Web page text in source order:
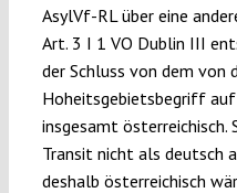
AsylVf-RL über eine
Art. 3 I 1 VO Dublin III
der Schluss von dem von
Hoheitsgebietsbegriff auf
insgesamt österreichisch.
Transit nicht als deutsch
deshalb österreichisch